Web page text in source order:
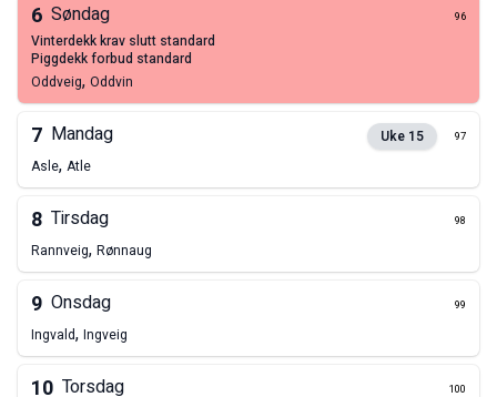
6 Søndag 96
vinterdekk krav slutt standard
piggdekk forbud standard
Oddveig, Oddvin
7 Mandag Uke 15 97
Asle, Atle
8 Tirsdag 98
Rannveig, Rønnaug
9 Onsdag 99
Ingvald, Ingveig
10 Torsdag 100